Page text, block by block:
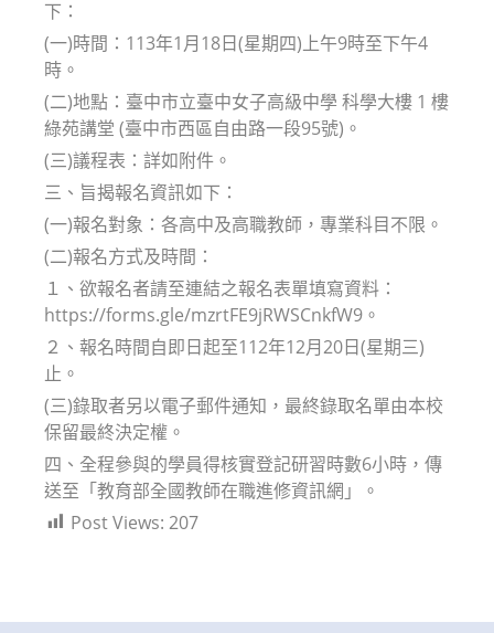
下：
(一)時間：113年1月18日(星期四)上午9時至下午4
時。
(二)地點：臺中市立臺中女子高級中學 科學大樓 1 樓
綠苑講堂 (臺中市西區自由路一段95號)。
(三)議程表：詳如附件。
三、旨揭報名資訊如下：
(一)報名對象：各高中及高職教師，專業科目不限。
(二)報名方式及時間：
１、欲報名者請至連結之報名表單填寫資料：
https://forms.gle/mzrtFE9jRWSCnkfW9。
２、報名時間自即日起至112年12月20日(星期三)
止。
(三)錄取者另以電子郵件通知，最終錄取名單由本校
保留最終決定權。
四、全程參與的學員得核實登記研習時數6小時，傳
送至「教育部全國教師在職進修資訊網」。
Post Views: 207